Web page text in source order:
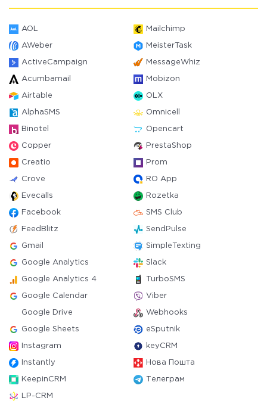
AOL Mailchimp
AWeber MeisterTask
ActiveCampaign MessageWhiz
Acumbamail Mobizon
Airtable OLX
AlphaSMS Omnicell
Binotel Opencart
Copper PrestaShop
Creatio Prom
Crove RO App
Evecalls Rozetka
Facebook SMS Club
FeedBlitz SendPulse
Gmail SimpleTexting
Google Analytics Slack
Google Analytics 4 TurboSMS
Google Calendar Viber
Google Drive Webhooks
Google Sheets eSputnik
Instagram keyCRM
Instantly Нова Пошта
KeepinCRM Телеграм
LP-CRM